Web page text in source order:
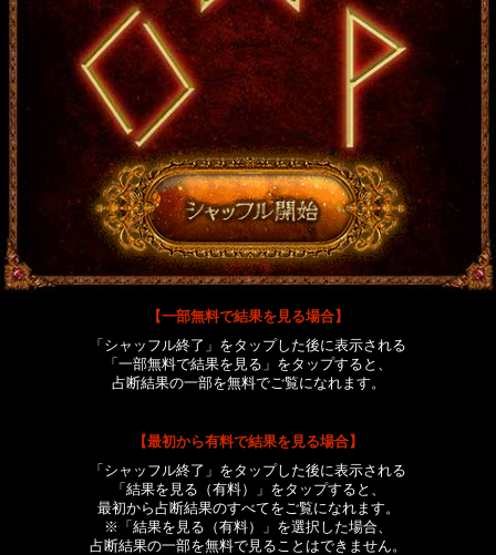
【一部無料で結果を見る場合】
「シャッフル終了」をタップした後に表示される
「一部無料で結果を見る」をタップすると、
占断結果の一部を無料でご覧になれます。
【最初から有料で結果を見る場合】
「シャッフル終了」をタップした後に表示される
「結果を見る（有料）」をタップすると、
最初から占断結果のすべてをご覧になれます。
※「結果を見る（有料）」を選択した場合、
占断結果の一部を無料で見ることはできません。